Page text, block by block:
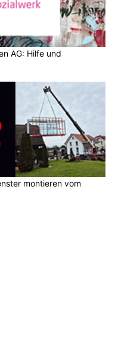
ein Hoch vom nahen
zu einer gewissen
kommt vorübergehend
auf Walensee –
18.55 Uhr, ging bei der
St. Gallen die
auf dem Walensee mit
waren und von
beziehungsweise
leblos geborgen
an Street